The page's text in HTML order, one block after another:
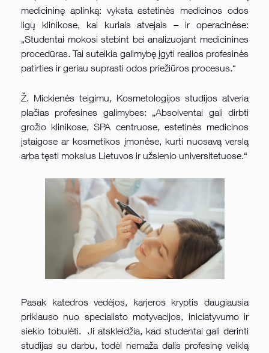
medicininę aplinką: vyksta estetinės medicinos odos
ligų klinikose, kai kuriais atvejais – ir operacinėse:
„Studentai mokosi stebint bei analizuojant medicinines
procedūras. Tai suteikia galimybę įgyti realios profesinės
patirties ir geriau suprasti odos priežiūros procesus.“
Ž. Mickienės teigimu, Kosmetologijos studijos atveria
plačias profesines galimybes: „Absolventai gali dirbti
grožio klinikose, SPA centruose, estetinės medicinos
įstaigose ar kosmetikos įmonėse, kurti nuosavą verslą
arba tęsti mokslus Lietuvos ir užsienio universitetuose.“
Pasak katedros vedėjos, karjeros kryptis daugiausia
priklauso nuo specialisto motyvacijos, iniciatyvumo ir
siekio tobulėti. Ji atskleidžia, kad studentai gali derinti
studijas su darbu, todėl nemaža dalis profesinę veiklą